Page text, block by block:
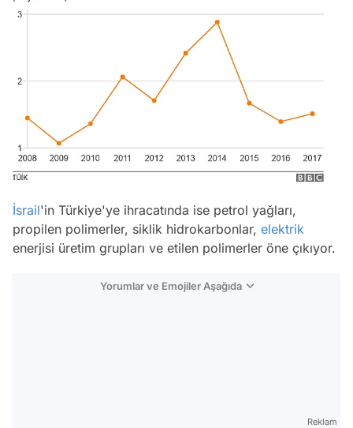
İsrail'in Türkiye'ye ihracatında ise petrol yağları,
propilen polimerler, siklik hidrokarbonlar, elektrik
enerjisi üretim grupları ve etilen polimerler öne çıkıyor.
Yorumlar ve Emojiler Aşağıda
Reklam